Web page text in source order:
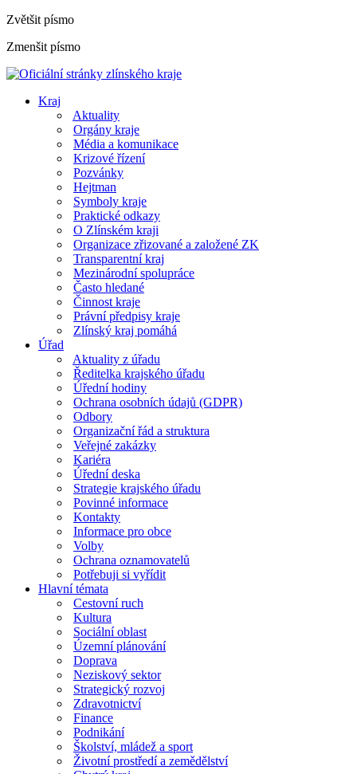
Zvětšit písmo
Zmenšit písmo
Kraj
Aktuality
Orgány kraje
Média a komunikace
Krizové řízení
Pozvánky
Hejtman
Symboly kraje
Praktické odkazy
O Zlínském kraji
Organizace zřizované a založené ZK
Transparentní kraj
Mezinárodní spolupráce
Často hledané
Činnost kraje
Právní předpisy kraje
Zlínský kraj pomáhá
Úřad
Aktuality z úřadu
Ředitelka krajského úřadu
Úřední hodiny
Ochrana osobních údajů (GDPR)
Odbory
Organizační řád a struktura
Veřejné zakázky
Kariéra
Úřední deska
Strategie krajského úřadu
Povinné informace
Kontakty
Informace pro obce
Volby
Ochrana oznamovatelů
Potřebuji si vyřídit
Hlavní témata
Cestovní ruch
Kultura
Sociální oblast
Územní plánování
Doprava
Neziskový sektor
Strategický rozvoj
Zdravotnictví
Finance
Podnikání
Školství, mládež a sport
Životní prostředí a zemědělství